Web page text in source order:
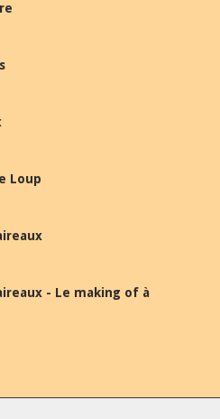
Loup
- Le making of à